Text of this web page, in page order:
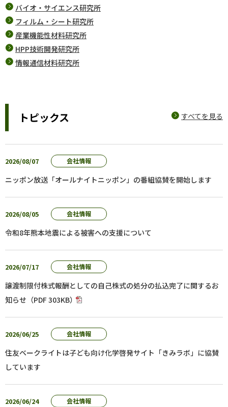
バイオ・サイエンス研究所
フィルム・シート研究所
産業機能性材料研究所
HPP技術開発研究所
情報通信材料研究所
トピックス すべてを見る
2026/08/07 会社情報
ニッポン放送「オールナイトニッポン」の番組協賛を開始します
2026/08/05 会社情報
令和8年熊本地震による被害への支援について
2026/07/17 会社情報
譲渡制限付株式報酬としての自己株式の処分の払込完了に関するお
知らせ（PDF 303KB）
2026/06/25 会社情報
住友ベークライトは子ども向け化学啓発サイト「きみラボ」に協賛
しています
2026/06/24 会社情報